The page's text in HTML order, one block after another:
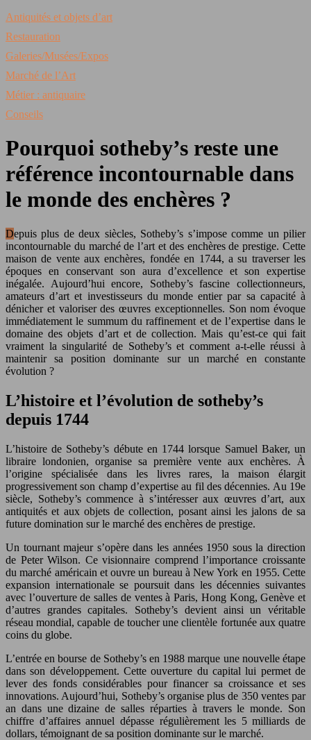
Antiquités et objets d’art
Restauration
Galeries/Musées/Expos
Marché de l’Art
Métier : antiquaire
Conseils
Pourquoi sotheby’s reste une
référence incontournable dans
le monde des enchères ?
Depuis plus de deux siècles, Sotheby’s s’impose comme un pilier
incontournable du marché de l’art et des enchères de prestige. Cette
maison de vente aux enchères, fondée en 1744, a su traverser les
époques en conservant son aura d’excellence et son expertise
inégalée. Aujourd’hui encore, Sotheby’s fascine collectionneurs,
amateurs d’art et investisseurs du monde entier par sa capacité à
dénicher et valoriser des œuvres exceptionnelles. Son nom évoque
immédiatement le summum du raffinement et de l’expertise dans le
domaine des objets d’art et de collection. Mais qu’est-ce qui fait
vraiment la singularité de Sotheby’s et comment a-t-elle réussi à
maintenir sa position dominante sur un marché en constante
évolution ?
L’histoire et l’évolution de sotheby’s
depuis 1744
L’histoire de Sotheby’s débute en 1744 lorsque Samuel Baker, un
libraire londonien, organise sa première vente aux enchères. À
l’origine spécialisée dans les livres rares, la maison élargit
progressivement son champ d’expertise au fil des décennies. Au 19e
siècle, Sotheby’s commence à s’intéresser aux œuvres d’art, aux
antiquités et aux objets de collection, posant ainsi les jalons de sa
future domination sur le marché des enchères de prestige.
Un tournant majeur s’opère dans les années 1950 sous la direction
de Peter Wilson. Ce visionnaire comprend l’importance croissante
du marché américain et ouvre un bureau à New York en 1955. Cette
expansion internationale se poursuit dans les décennies suivantes
avec l’ouverture de salles de ventes à Paris, Hong Kong, Genève et
d’autres grandes capitales. Sotheby’s devient ainsi un véritable
réseau mondial, capable de toucher une clientèle fortunée aux quatre
coins du globe.
L’entrée en bourse de Sotheby’s en 1988 marque une nouvelle étape
dans son développement. Cette ouverture du capital lui permet de
lever des fonds considérables pour financer sa croissance et ses
innovations. Aujourd’hui, Sotheby’s organise plus de 350 ventes par
an dans une dizaine de salles réparties à travers le monde. Son
chiffre d’affaires annuel dépasse régulièrement les 5 milliards de
dollars, témoignant de sa position dominante sur le marché.